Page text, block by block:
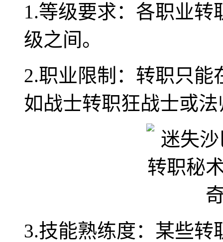
1.等级要求：各职业转
级之间。
2.职业限制：转职只
如战士转职狂战士或法
3.技能熟练度：某些